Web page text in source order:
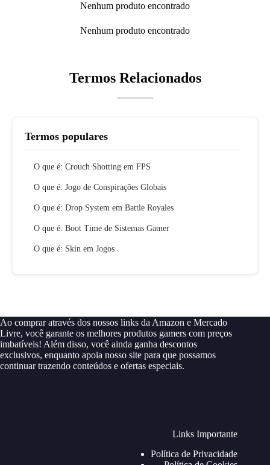
Nenhum produto encontrado
Nenhum produto encontrado
Termos Relacionados
Termos populares
O que é: Crouch Shotting em FPS
O que é: Jogo de Conspirações Globais
O que é: Drop System em Battle Royales
O que é: Boot Time de Sistemas Gamer
O que é: Skin em Jogos
Ao comprar através dos nossos links da Amazon e Mercado
Livre, você garante os melhores produtos gamers com preços
imbatíveis! Além disso, você ainda ganha descontos
exclusivos, enquanto apoia nosso site para que possamos
continuar trazendo conteúdos e ofertas especiais.
Links Importante
Política de Privacidade